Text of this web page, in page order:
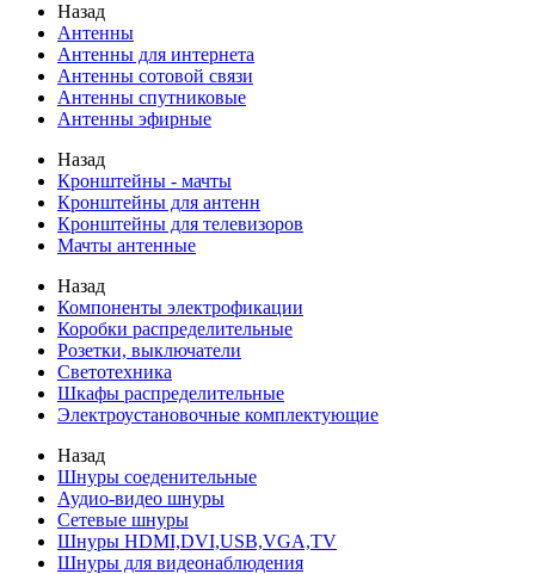
Назад
Антенны
Антенны для интернета
Антенны сотовой связи
Антенны спутниковые
Антенны эфирные
Назад
Кронштейны - мачты
Кронштейны для антенн
Кронштейны для телевизоров
Мачты антенные
Назад
Компоненты электрофикации
Коробки распределительные
Розетки, выключатели
Светотехника
Шкафы распределительные
Электроустановочные комплектующие
Назад
Шнуры соеденительные
Аудио-видео шнуры
Сетевые шнуры
Шнуры HDMI,DVI,USB,VGA,TV
Шнуры для видеонаблюдения